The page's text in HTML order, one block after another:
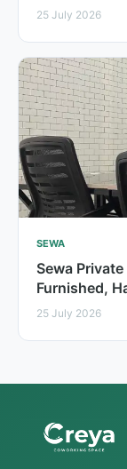
25 July 2026
SEWA
Sewa
Furnished,
25 July 2026